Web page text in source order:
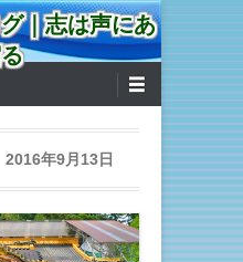
｜志は声にあ
2016年9月13日